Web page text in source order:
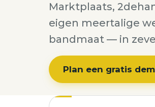
Marktplaats,
eigen meertalige
bandmaat — in
Plan een gratis